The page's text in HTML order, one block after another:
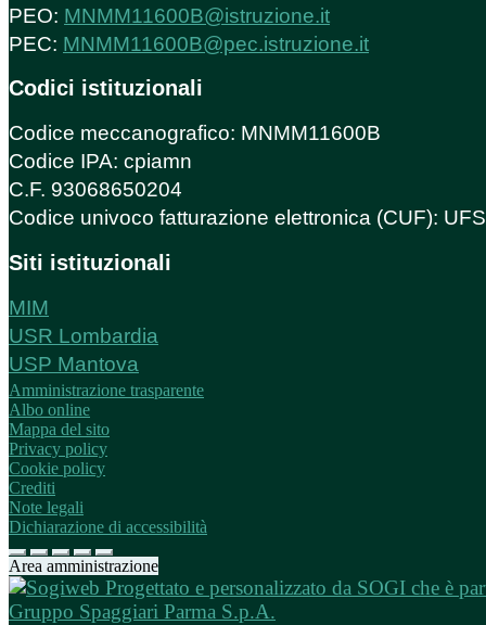
PEO: MNMM11600B@istruzione.it
PEC: MNMM11600B@pec.istruzione.it
Codici istituzionali
Codice meccanografico: MNMM11600B
Codice IPA: cpiamn
C.F. 93068650204
Codice univoco fatturazione elettronica (CUF):
Siti istituzionali
MIM
USR Lombardia
USP Mantova
Amministrazione trasparente
Albo online
Mappa del sito
Privacy policy
Cookie policy
Crediti
Note legali
Dichiarazione di accessibilità
Area amministrazione